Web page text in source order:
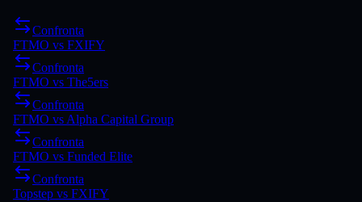
Confronta
FTMO vs FXIFY
Confronta
FTMO vs The5ers
Confronta
FTMO vs Alpha Capital Group
Confronta
FTMO vs Funded Elite
Confronta
Topstep vs FXIFY